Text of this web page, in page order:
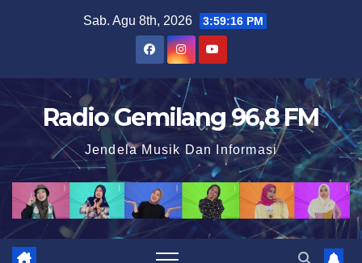
t
o
Sab. Agu 8th, 2026 3:59:17 PM
Radio Gemilang 96,8 FM
Jendela Musik Dan Informasi